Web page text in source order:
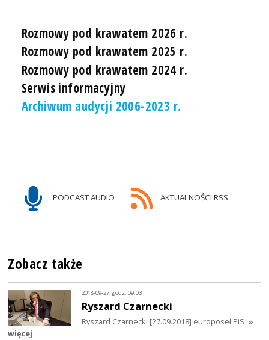
Rozmowy pod krawatem 2026 r.
Rozmowy pod krawatem 2025 r.
Rozmowy pod krawatem 2024 r.
Serwis informacyjny
Archiwum audycji 2006-2023 r.
PODCAST AUDIO AKTUALNOŚCI RSS
Zobacz także
2018-09-27, godz. 09:03
Ryszard Czarnecki
Ryszard Czarnecki [27.09.2018] europoseł PiS »
więcej